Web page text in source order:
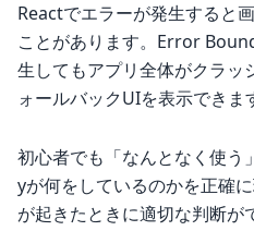
Reactでエラーが発生すると
ことがあります。Error
生してもアプリ全体がクラッ
ォールバックUIを表示できま
初心者でも「なんとなく使
yが何をしているのかを正確
が起きたときに適切な判断が